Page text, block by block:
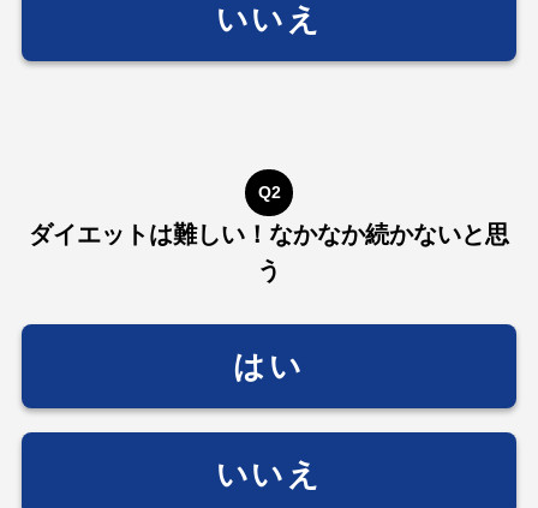
いいえ
Q2
ダイエットは難しい！なかなか続かないと思
う
はい
いいえ